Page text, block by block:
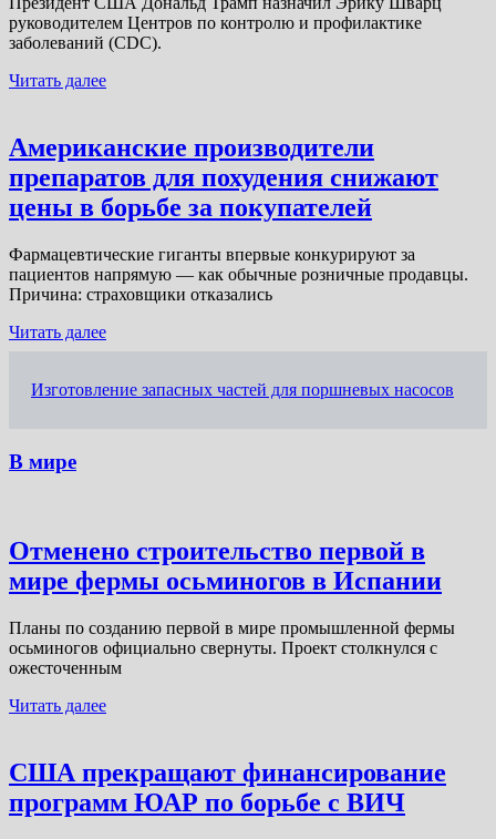
руководителем Центров по контролю и профилактике
заболеваний (CDC).
Читать далее
Американские производители
препаратов для похудения снижают
цены в борьбе за покупателей
Фармацевтические гиганты впервые конкурируют за
пациентов напрямую — как обычные розничные продавцы.
Причина: страховщики отказались
Читать далее
Изготовление запасных частей для поршневых насосов
В мире
Отменено строительство первой в
мире фермы осьминогов в Испании
Планы по созданию первой в мире промышленной фермы
осьминогов официально свернуты. Проект столкнулся с
ожесточенным
Читать далее
США прекращают финансирование
программ ЮАР по борьбе с ВИЧ